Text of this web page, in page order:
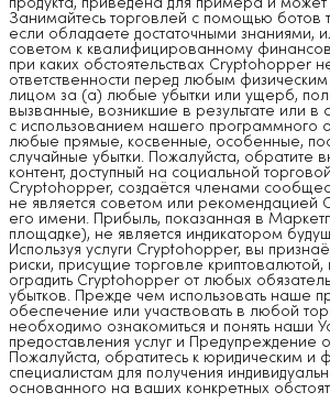
продукта, приведена для примера и
Занимайтесь торговлей с помощью ботов
если обладаете достаточными знаниями,
советом к квалифицированному
при каких обстоятельствах Cryptohopper
ответственности перед любым
лицом за (а) любые убытки или ущерб,
вызванные, возникшие в результате или в
с использованием нашего программного
любые прямые, косвенные, особенные,
случайные убытки. Пожалуйста, обратите
контент, доступный на социальной
Cryptohopper, создаётся членами
не является советом или рекомендацией
его имени. Прибыль, показанная в
площадке), не является индикатором
Используя услуги Cryptohopper, вы
риски, присущие торговле криптовалютой,
оградить Cryptohopper от любых
убытков. Прежде чем использовать наше
обеспечение или участвовать в любой
необходимо ознакомиться и понять наши
предоставления услуг и Предупреждение
Пожалуйста, обратитесь к юридическим и
специалистам для получения
основанного на ваших конкретных